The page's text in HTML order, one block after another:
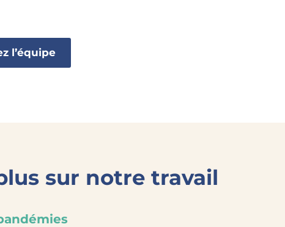
l’équipe
sur notre travail